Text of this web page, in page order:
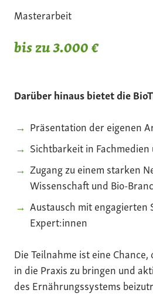
Masterarbeit
bis zu 3.000 €
Darüber hinaus bietet die
Präsentation der eigenen
Sichtbarkeit in
Zugang zu einem starken
Wissenschaft und Bio-
Austausch mit engagierten
Expert:innen
Die Teilnahme ist eine
in die Praxis zu bringen und
des Ernährungssystems